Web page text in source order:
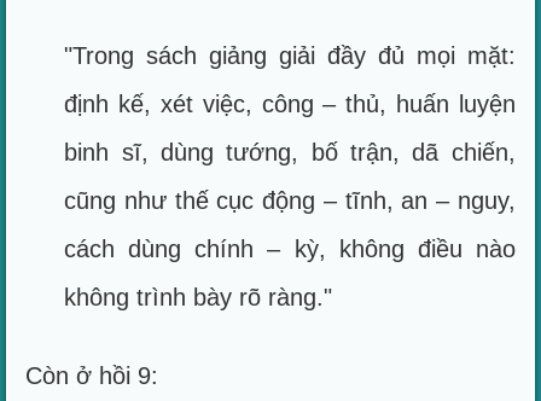
"Trong sách giảng giải đầy đủ mọi mặt:
định kế, xét việc, công – thủ, huấn luyện
binh sĩ, dùng tướng, bố trận, dã chiến,
cũng như thế cục động – tĩnh, an – nguy,
cách dùng chính – kỳ, không điều nào
không trình bày rõ ràng."
Còn ở hồi 9: